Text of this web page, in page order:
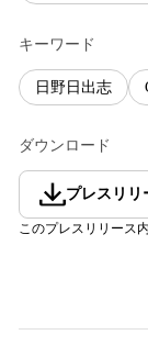
キーワード
日野日出志
ダウンロード
プレスリリ
このプレスリリース